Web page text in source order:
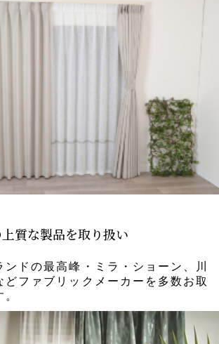
質な製品を取り扱い
ンドの最高峰・ミラ・ショーン、川
どファブリックメーカーを多数お取